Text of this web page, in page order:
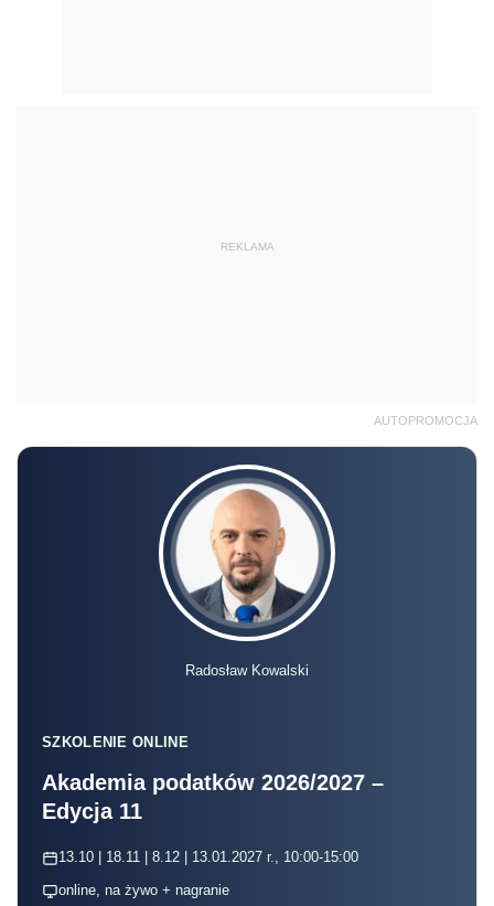
REKLAMA
AUTOPROMOCJA
Radosław Kowalski
SZKOLENIE ONLINE
Akademia podatków 2026/2027 –
Edycja 11
13.10 | 18.11 | 8.12 | 13.01.2027 r., 10:00-15:00
online, na żywo + nagranie